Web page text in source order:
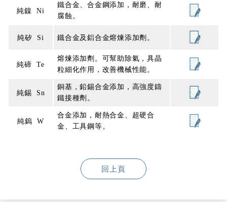
純鎳 Ni
鐵合金、合金鋼添加，耐磨、耐
腐蝕。
純矽 Si 鐵合金及鋁合金熔煉添加劑。
純碲 Te
熔煉添加劑。可幫助除氣，具晶
粒細化作用，改善機械性能。
純錫 Sn
銅基，鉛錫合金添加，高強度鑄
鐵接種劑。
純鎢 W
合金添加，耐熱合金、超硬合
金、工具鋼等。
回上頁